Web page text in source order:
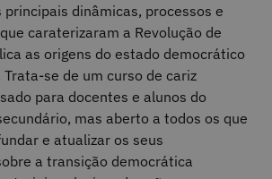
dinâmicas, processos e
caraterizaram a Revolução de
as origens do estado democrático
se de um curso de cariz
para docentes e alunos do
mas aberto a todos os que
e atualizar os seus
a transição democrática